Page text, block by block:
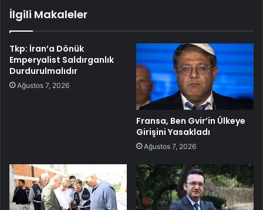
İlgili Makaleler
Tkp: İran’a Dönük
Emperyalist Saldırganlık
Durdurulmalıdır
Ağustos 7, 2026
Fransa, Ben Gvir’in Ülkeye
Girişini Yasakladı
Ağustos 7, 2026